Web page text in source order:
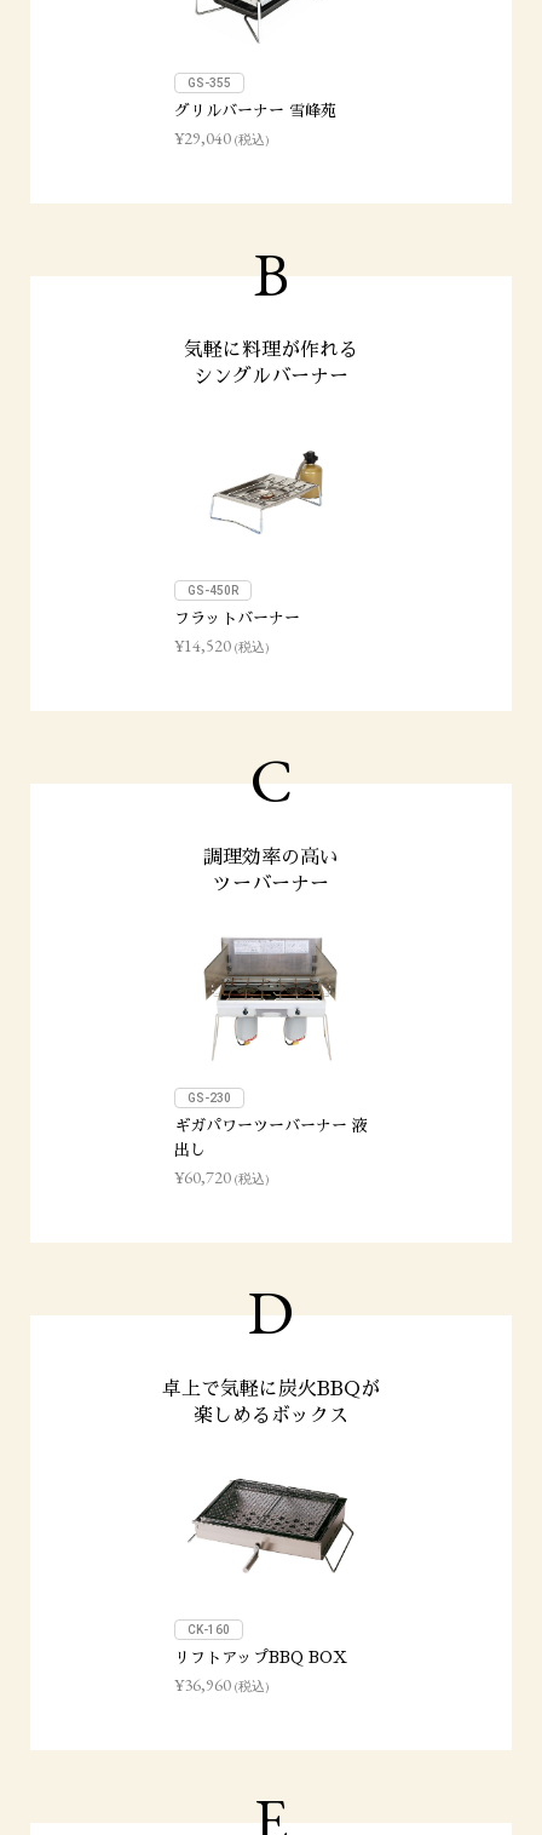
GS-355
グリルバーナー 雪峰苑
¥29,040 (税込)
B
気軽に料理が作れる
シングルバーナー
GS-450R
フラットバーナー
¥14,520 (税込)
C
調理効率の高い
ツーバーナー
GS-230
ギガパワーツーバーナー 液
出し
¥60,720 (税込)
D
卓上で気軽に炭火BBQが
楽しめるボックス
CK-160
リフトアップBBQ BOX
¥36,960 (税込)